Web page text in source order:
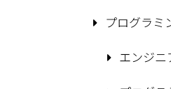
プログラミ
エンジニ